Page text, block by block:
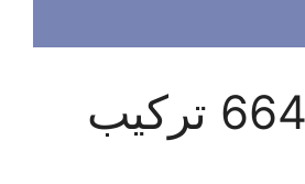
فني انتركم العيون 66428585 تركيب